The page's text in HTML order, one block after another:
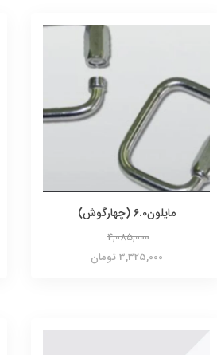
مایلون6.0 (چهارگوش)
4,085,000
3,325,000 تومان